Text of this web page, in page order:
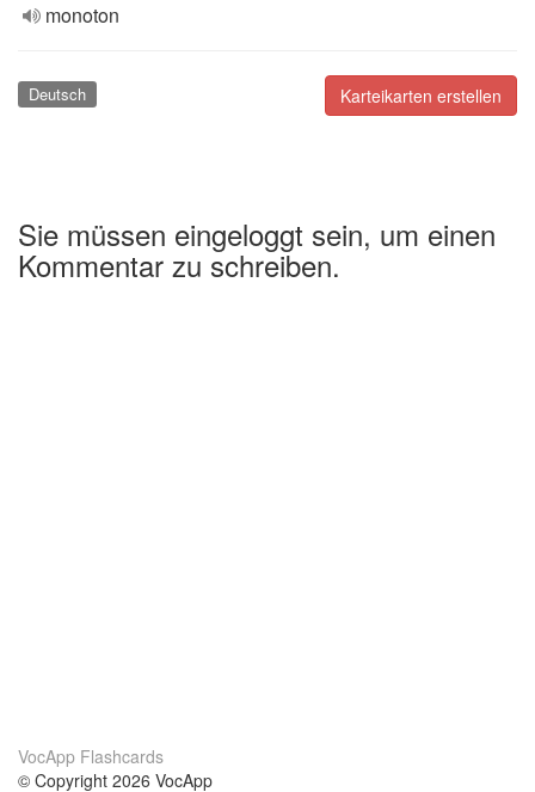
monoton
Karteikarten erstellen
Deutsch
Sie müssen eingeloggt sein, um einen
Kommentar zu schreiben.
VocApp Flashcards
© Copyright 2026 VocApp